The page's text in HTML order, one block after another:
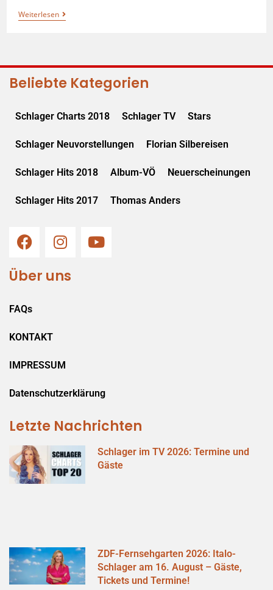
Weiterlesen
Beliebte Kategorien
Schlager Charts 2018 Schlager TV Stars
Schlager Neuvorstellungen Florian Silbereisen
Schlager Hits 2018 Album-VÖ Neuerscheinungen
Schlager Hits 2017 Thomas Anders
Über uns
FAQs
KONTAKT
IMPRESSUM
Datenschutzerklärung
Letzte Nachrichten
Schlager im TV 2026: Termine und
Gäste
ZDF-Fernsehgarten 2026: Italo-
Schlager am 16. August – Gäste,
Tickets und Termine!